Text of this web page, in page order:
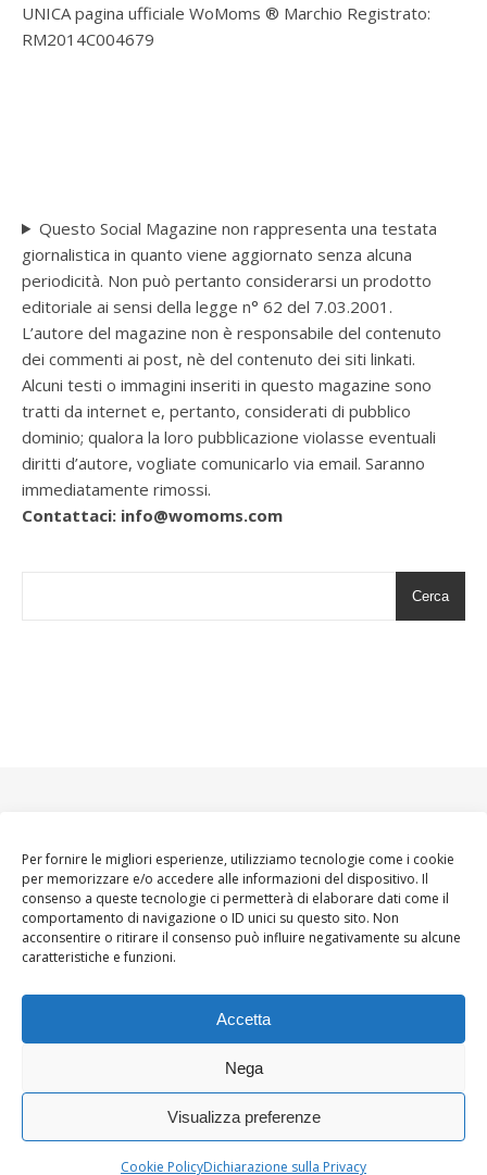
Per fornire le migliori esperienze, utilizziamo tecnologie come i cookie
per memorizzare e/o accedere alle informazioni del dispositivo. Il
consenso a queste tecnologie ci permetterà di elaborare dati come il
comportamento di navigazione o ID unici su questo sito. Non
acconsentire o ritirare il consenso può influire negativamente su alcune
caratteristiche e funzioni.
Accetta
Nega
Visualizza preferenze
Cookie PolicyDichiarazione sulla Privacy
UNICA pagina ufficiale WoMoms ® Marchio Registrato:
RM2014C004679
Questo Social Magazine non rappresenta una testata
giornalistica in quanto viene aggiornato senza alcuna
periodicità. Non può pertanto considerarsi un prodotto
editoriale ai sensi della legge n° 62 del 7.03.2001.
L’autore del magazine non è responsabile del contenuto
dei commenti ai post, nè del contenuto dei siti linkati.
Alcuni testi o immagini inseriti in questo magazine sono
tratti da internet e, pertanto, considerati di pubblico
dominio; qualora la loro pubblicazione violasse eventuali
diritti d’autore, vogliate comunicarlo via email. Saranno
immediatamente rimossi.
Contattaci: info@womoms.com
Cerca
About
Royal